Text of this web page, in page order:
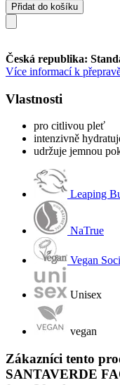
Přidat do košíku
Česká republika:
Více informací k
Vlastnosti
pro citlivou pleť
intenzivně
udržuje jemnou
Leaping
NaTrue
Vegan
Unisex
vegan
Zákazníci tento
SANTAVERDE